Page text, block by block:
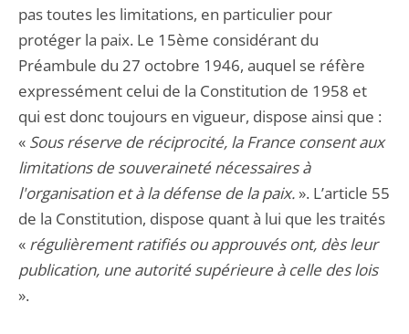
pas toutes les limitations, en particulier pour
protéger la paix. Le 15ème considérant du
Préambule du 27 octobre 1946, auquel se réfère
expressément celui de la Constitution de 1958 et
qui est donc toujours en vigueur, dispose ainsi que :
« Sous réserve de réciprocité, la France consent aux
limitations de souveraineté nécessaires à
l'organisation et à la défense de la paix. ». L’article 55
de la Constitution, dispose quant à lui que les traités
« régulièrement ratifiés ou approuvés ont, dès leur
publication, une autorité supérieure à celle des lois
».